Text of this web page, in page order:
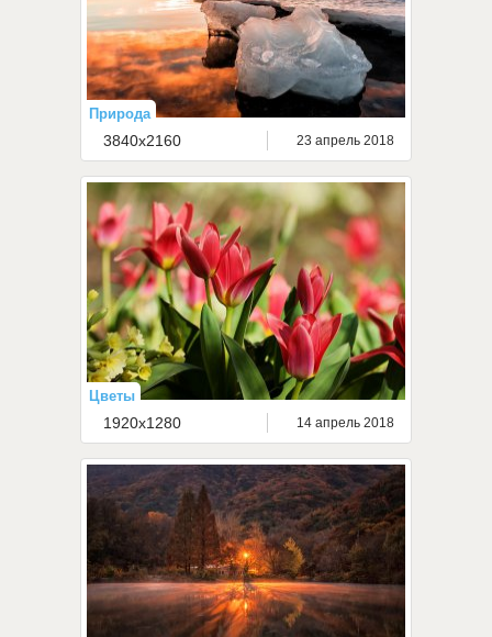
Природа
3840x2160 23 апрель 2018
Цветы
1920x1280 14 апрель 2018